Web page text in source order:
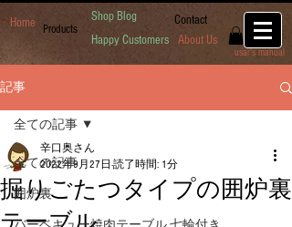
Home
Happy Customers
Contact
About Us
Shop Blog
Products
usar's manual
記事
全ての記事
囲炉裏
全ての記事
掘りごたつタイプの囲炉裏
辛口奥さん
2022年9月27日 読了時間: 1分